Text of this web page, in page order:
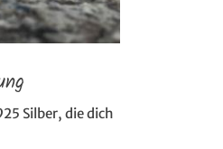
Silber, die dich